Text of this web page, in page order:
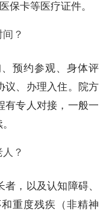
保卡等医疗证件。
？
预约参观、身体评
议、办理入住。院方
有专人对接，一般一
？
，以及认知障碍、
重度残疾（非精神